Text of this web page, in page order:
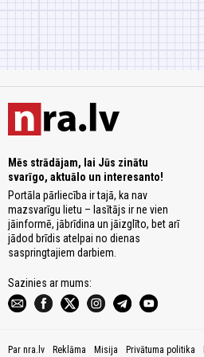
Mēs strādājam, lai Jūs zinātu
svarīgo, aktuālo un interesanto!
Portāla pārliecība ir tajā, ka nav
mazsvarīgu lietu – lasītājs ir ne vien
jāinformē, jābrīdina un jāizglīto, bet arī
jādod brīdis atelpai no dienas
saspringtajiem darbiem.
Sazinies ar mums:
Par nra.lv Reklāma Misija Privātuma politika